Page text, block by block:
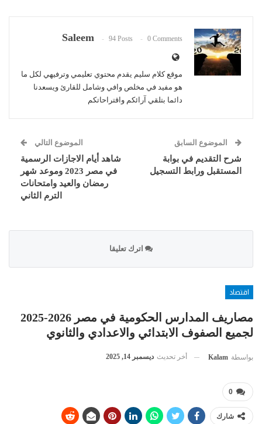
Saleem 94 Posts 0 Comments
موقع كلام سليم يقدم محتوي تعليمي وترفيهي لكل ما
هو مفيد في مخلص وافي وشامل للقارئ ويسعدنا
دائما بتلقي آرائكم واقتراحاتكم
الموضوع السابق
شرح التقديم في بوابة
المستقبل ورابط التسجيل
الموضوع التالي
شاهد أيام الاجازات الرسمية
في مصر 2023 وموعد شهر
رمضان والعيد وامتحانات
الترم الثاني
اترك تعليقا
اقتصاد
مصاريف المدارس الحكومية في مصر 2026-2025
لجميع الصفوف الابتدائي والاعدادي والثانوي
بواسطة Kalam أخر تحديث ديسمبر 14, 2025
0
شارك